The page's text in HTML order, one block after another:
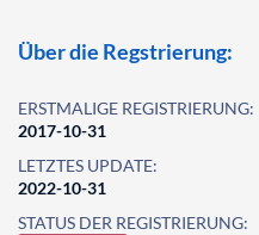
Über die Regstrierung:
ERSTMALIGE REGISTRIERUNG:
2017-10-31
LETZTES UPDATE:
2022-10-31
STATUS DER REGISTRIERUNG: